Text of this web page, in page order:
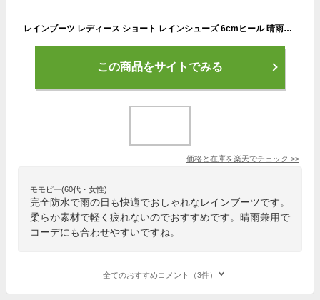
レインブーツ レディース ショート レインシューズ 6cmヒール 晴雨兼用 撥水 完全防水 ブーティ バイカラー ラバーブーツ ベルト 歩きやすい 柔らかい 長靴 雨靴 雨 梅雨 No.3551 23-24.5cm サンエープラスフェミニン 【セット割引対象1足税込3300円】
この商品をサイトでみる
価格と在庫を楽天でチェック >>
モモピー(60代・女性)
完全防水で雨の日も快適でおしゃれなレインブーツです。
柔らか素材で軽く疲れないのでおすすめです。晴雨兼用で
コーデにも合わせやすいですね。
全てのおすすめコメント（3件）